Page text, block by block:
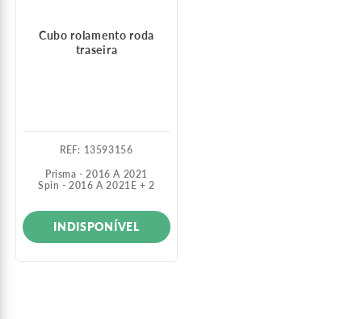
Cubo rolamento roda
traseira
: 13593156
Prisma - 2016 A 2021
Spin - 2016 A 2021 E + 2
INDISPONÍVEL